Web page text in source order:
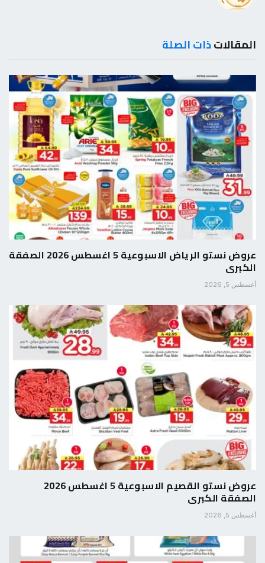
المقالاتذات الصلة
عروض نستو الرياض الاسبوعية 5 اغسطس 2026 الصفقة
الكبرى
أغسطس 5, 2026
عروض نستو القصيم الاسبوعية 5 اغسطس 2026
الصفقة الكبرى
أغسطس 5, 2026